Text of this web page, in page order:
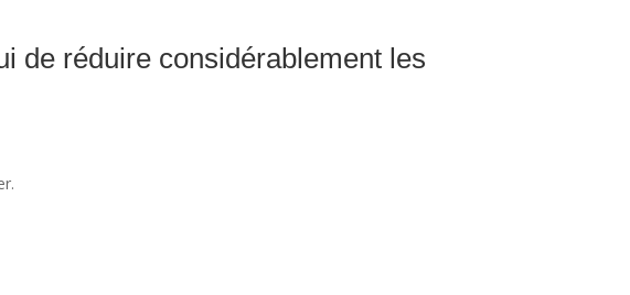
de réduire considérablement les